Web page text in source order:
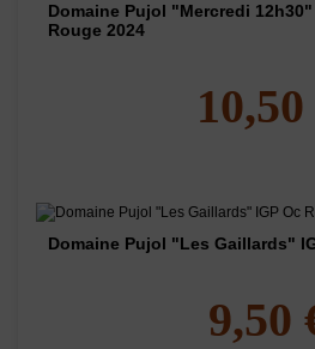
Domaine Pujol "Mercredi
Rouge 2024
Domaine Pujol "Les Gaillards"
9,50